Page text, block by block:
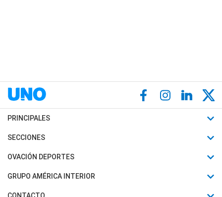
PRINCIPALES
Últimas Noticias
Política
SECCIONES
Horóscopo
Motores
OVACIÓN DEPORTES
Fútbol
Mundial
GRUPO AMÉRICA INTERIOR
Canal 7 en Vivo